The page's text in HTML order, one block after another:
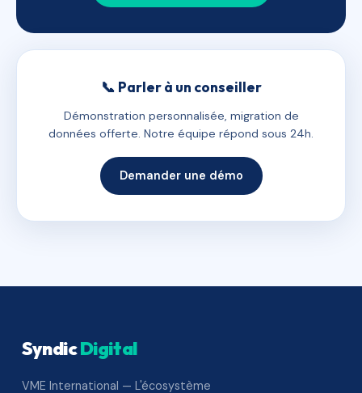
📞 Parler à un conseiller
Démonstration personnalisée, migration de
données offerte. Notre équipe répond sous 24h.
Demander une démo
SyndicDigital
VME International — L'écosystème